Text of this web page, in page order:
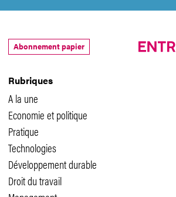
Rubriques
A la une
Economie et politique
Pratique
Technologies
Développement durable
Droit du travail
Abonnement papier